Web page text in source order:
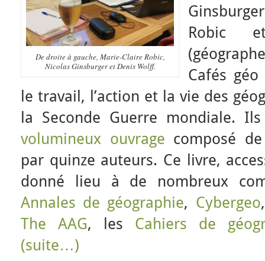
De droite à gauche, Marie-Claire Robic,
Nicolas Ginsburger et Denis Wolff.
Robic
Cafés
le travail, l’action et la vie des
la Seconde Guerre mondiale.
volumineux ouvrage composé
par quinze auteurs. Ce livre,
donné lieu à de nombreux
Annales de géographie, Cybergeo
The AAG, les Cahiers de
(suite…)